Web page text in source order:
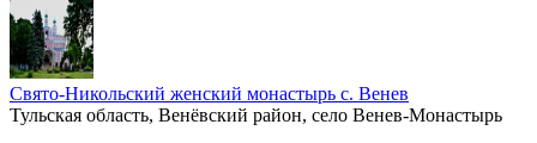
Свято-Никольский женский монастырь с. Венев
Тульская область, Венёвский район, село Венев-Монастырь